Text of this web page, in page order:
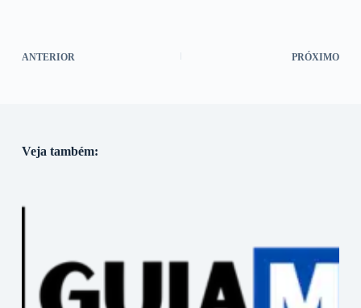
ANTERIOR PRÓXIMO
Veja também: